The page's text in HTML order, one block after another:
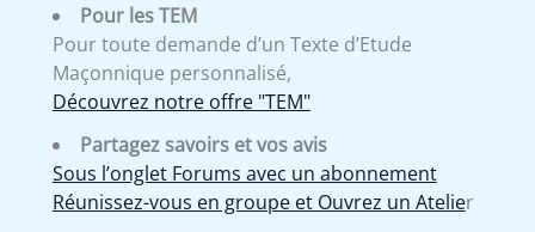
Pour les TEM
Pour toute demande d’un Texte d’Etude
Maçonnique personnalisé,
Découvrez notre offre "TEM"
Partagez savoirs et vos avis
Sous l’onglet Forums avec un abonnement
Réunissez-vous en groupe et Ouvrez un Atelier